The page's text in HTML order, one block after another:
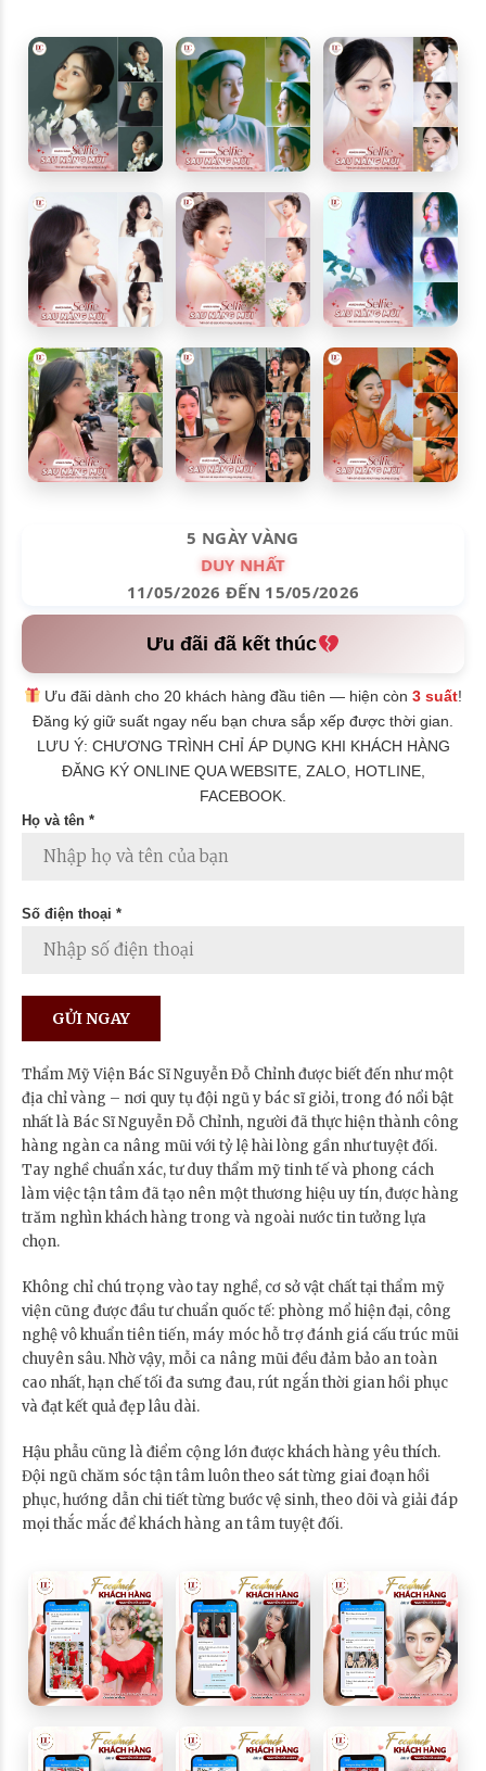
5 NGÀY VÀNG
DUY NHẤT
11/05/2026 ĐẾN 15/05/2026
Ưu đãi đã kết thúc
Ưu đãi dành cho 20 khách hàng đầu tiên — hiện còn3 suất!
Đăng ký giữ suất ngay nếu bạn chưa sắp xếp được thời gian.
LƯU Ý: CHƯƠNG TRÌNH CHỈ ÁP DỤNG KHI KHÁCH HÀNG
ĐĂNG KÝ ONLINE QUA WEBSITE, ZALO, HOTLINE,
FACEBOOK.
Họ và tên *
Số điện thoại *
Thẩm Mỹ Viện Bác Sĩ Nguyễn Đỗ Chỉnh được biết đến như một
địa chỉ vàng – nơi quy tụ đội ngũ y bác sĩ giỏi, trong đó nổi bật
nhất là Bác Sĩ Nguyễn Đỗ Chỉnh, người đã thực hiện thành công
hàng ngàn ca nâng mũi với tỷ lệ hài lòng gần như tuyệt đối.
Tay nghề chuẩn xác, tư duy thẩm mỹ tinh tế và phong cách
làm việc tận tâm đã tạo nên một thương hiệu uy tín, được hàng
trăm nghìn khách hàng trong và ngoài nước tin tưởng lựa
chọn.
Không chỉ chú trọng vào tay nghề, cơ sở vật chất tại thẩm mỹ
viện cũng được đầu tư chuẩn quốc tế: phòng mổ hiện đại, công
nghệ vô khuẩn tiên tiến, máy móc hỗ trợ đánh giá cấu trúc mũi
chuyên sâu. Nhờ vậy, mỗi ca nâng mũi đều đảm bảo an toàn
cao nhất, hạn chế tối đa sưng đau, rút ngắn thời gian hồi phục
và đạt kết quả đẹp lâu dài.
Hậu phẫu cũng là điểm cộng lớn được khách hàng yêu thích.
Đội ngũ chăm sóc tận tâm luôn theo sát từng giai đoạn hồi
phục, hướng dẫn chi tiết từng bước vệ sinh, theo dõi và giải đáp
mọi thắc mắc để khách hàng an tâm tuyệt đối.